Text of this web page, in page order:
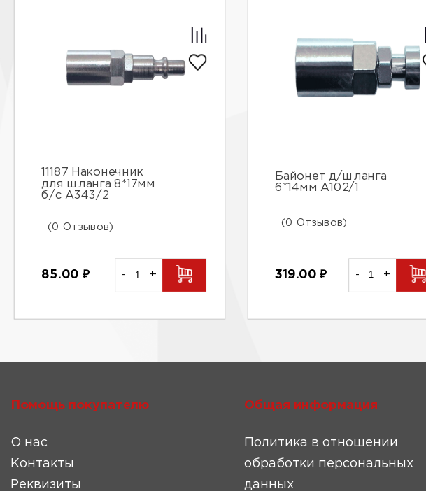
11187 Наконечник
для шланга 8*17мм
б/с А343/2
(0 Отзывов)
85.00 ₽ - +
Байонет д/шланга
6*14мм А102/1
(0 Отзывов)
319.00₽ - +
Помощь покупателю
О нас
Контакты
Реквизиты
Общая информация
Политика в отношении
обработки персональных
данных